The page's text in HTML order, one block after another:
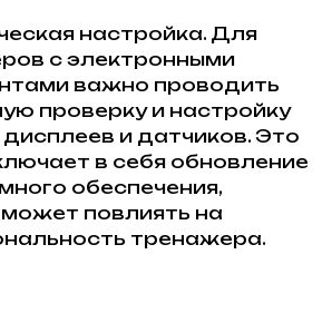
настройка. Для
с электронными
важно проводить
проверку и настройку
дисплеев и датчиков. Это
в себя обновление
обеспечения,
повлиять на
тренажера.